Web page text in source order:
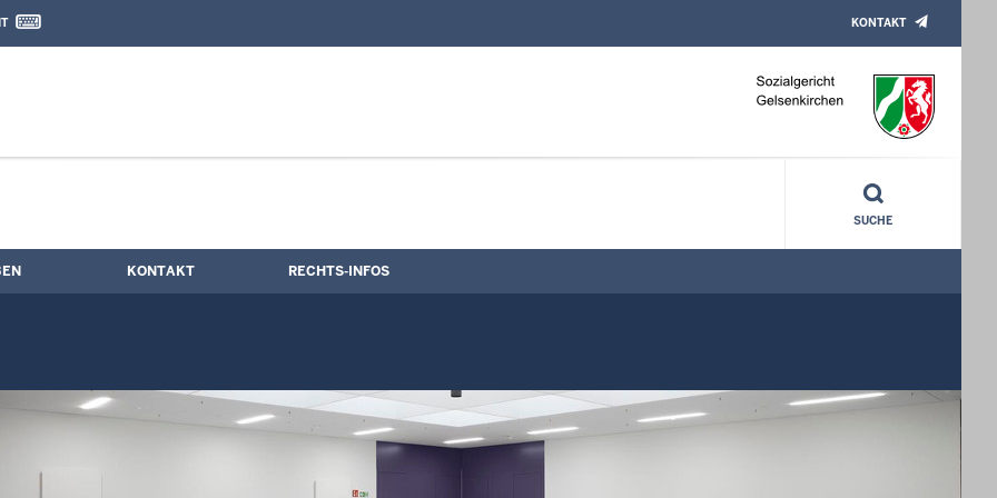
Kontaktformular
KONTAKT
SUCHE
KONTAKT RECHTS-INFOS